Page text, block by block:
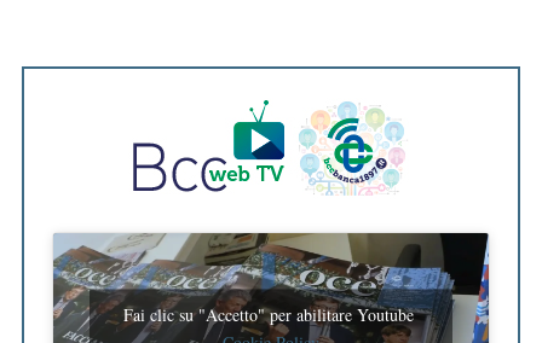
Fai clic su "Accetto" per abilitare Youtube